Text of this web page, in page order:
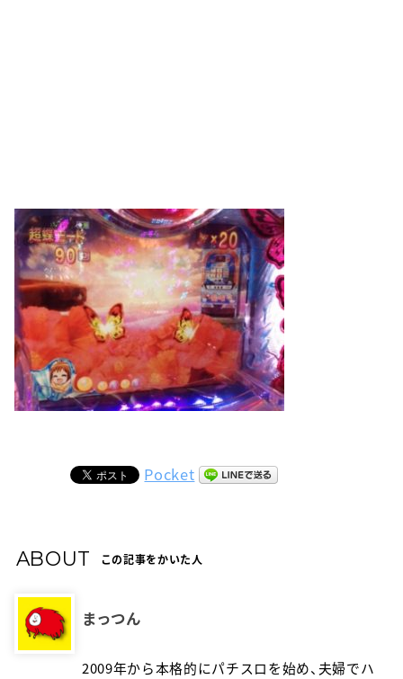
Pocket
ABOUT この記事をかいた人
まっつん
2009年から本格的にパチスロを始め、夫婦でハ